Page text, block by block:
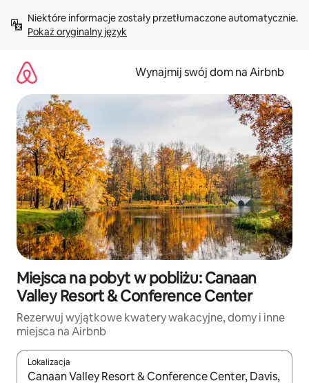
treści Pokaż oryginalny język
Wynajmij swój dom na Airbnb
Miejsca na pobyt w pobliżu: Canaan
Valley Resort & Conference Center
Rezerwuj wyjątkowe kwatery wakacyjne, domy i inne
miejsca na Airbnb
Lokalizacja
Gdy wyniki będą dostępne, możesz poruszać się po nich za